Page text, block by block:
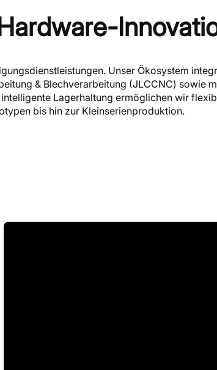
Unser Ökosystem
& Blechverarbeitung (JLCCNC) sowie
Lagerhaltung ermöglichen wir
bis hin zur Kleinserienproduktion.